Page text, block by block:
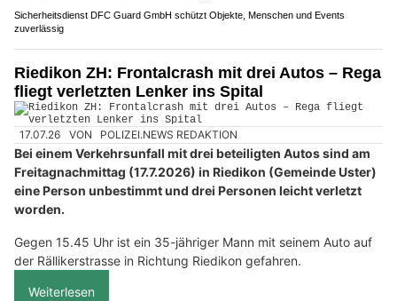
Sicherheitsdienst DFC Guard GmbH schützt Objekte, Menschen und Events
zuverlässig
Riedikon ZH: Frontalcrash mit drei Autos – Rega
fliegt verletzten Lenker ins Spital
17.07.26 VON POLIZEI.NEWS REDAKTION
Bei einem Verkehrsunfall mit drei beteiligten Autos sind am
Freitagnachmittag (17.7.2026) in Riedikon (Gemeinde Uster)
eine Person unbestimmt und drei Personen leicht verletzt
worden.
Gegen 15.45 Uhr ist ein 35-jähriger Mann mit seinem Auto auf
der Rällikerstrasse in Richtung Riedikon gefahren.
Weiterlesen